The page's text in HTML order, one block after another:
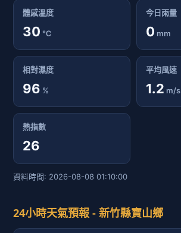
體感溫度
30 ℃
今日雨量
0 mm
相對濕度
96 %
平均風速
1.2 m/s
熱指數
26
資料時間: 2026-08-08 01:10:00
24小時天氣預報 - 新竹縣寶山鄉